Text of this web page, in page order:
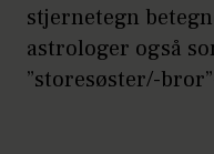
stjernetegn
astrologer også
”storesøster/-